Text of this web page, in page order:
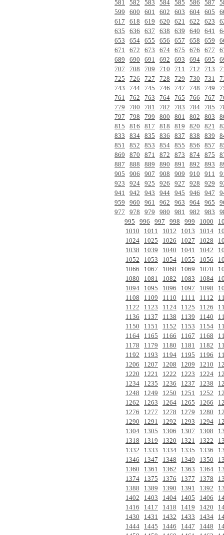
581
582 583 584 585 586 587
599
600 601 602 603 604 605
617
618 619 620 621 622 623
635
636 637 638 639 640 641
653
654 655 656 657 658 659
671
672 673 674 675 676 677
689
690 691 692 693 694 695
707
708 709 710 711 712 713
725
726 727 728 729 730 731
743
744 745 746 747 748 749
761
762 763 764 765 766 767
779
780 781 782 783 784 785
797
798 799 800 801 802 803
815
816 817 818 819 820 821
833
834 835 836 837 838 839
851
852 853 854 855 856 857
869
870 871 872 873 874 875
887
888 889 890 891 892 893
905
906 907 908 909 910 911
923
924 925 926 927 928 929
941
942 943 944 945 946 947
959
960 961 962 963 964 965
977
978 979 980 981 982 983
995
996 997 998 999 1000
1010
1011 1012 1013 1014
1024
1025 1026 1027 1028
1038
1039 1040 1041 1042
1052
1053 1054 1055 1056
1066
1067 1068 1069 1070
1080
1081 1082 1083 1084
1094
1095 1096 1097 1098
1108
1109 1110 1111 1112
1122
1123 1124 1125 1126
1136
1137 1138 1139 1140
1150
1151 1152 1153 1154
1164
1165 1166 1167 1168
1178
1179 1180 1181 1182
1192
1193 1194 1195 1196
1206
1207 1208 1209 1210
1220
1221 1222 1223 1224
1234
1235 1236 1237 1238
1248
1249 1250 1251 1252
1262
1263 1264 1265 1266
1276
1277 1278 1279 1280
1290
1291 1292 1293 1294
1304
1305 1306 1307 1308
1318
1319 1320 1321 1322
1332
1333 1334 1335 1336
1346
1347 1348 1349 1350
1360
1361 1362 1363 1364
1374
1375 1376 1377 1378
1388
1389 1390 1391 1392
1402
1403 1404 1405 1406
1416
1417 1418 1419 1420
1430
1431 1432 1433 1434
1444
1445 1446 1447 1448